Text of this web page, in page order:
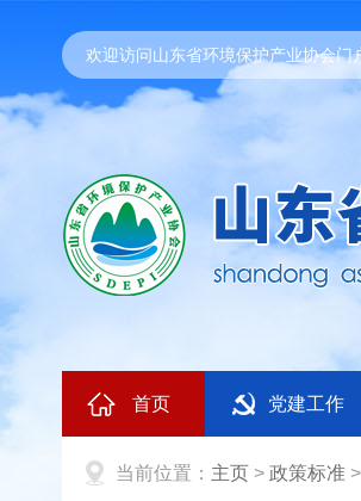
欢迎访问山东省环境保护产业协会门
首页 党建工作
当前位置： 主页 > 政策标准 >